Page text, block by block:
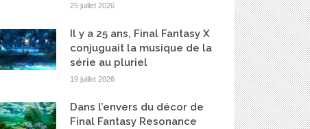
25 juillet 2026
Il y a 25 ans, Final Fantasy X
conjuguait la musique de la
série au pluriel
19 juillet 2026
Dans l’envers du décor de
Final Fantasy Resonance